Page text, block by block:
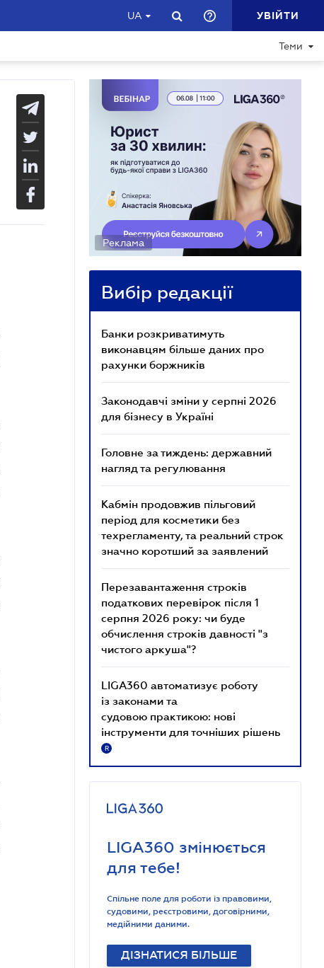
UA УВІЙТИ
Теми
Реклама
Вибір редакції
Банки розкриватимуть
виконавцям більше даних про
рахунки боржників
Законодавчі зміни у серпні 2026
для бізнесу в Україні
Головне за тиждень: державний
нагляд та регулювання
Кабмін продовжив пільговий
період для косметики без
техрегламенту, та реальний строк
значно коротший за заявлений
Перезавантаження строків
податкових перевірок після 1
серпня 2026 року: чи буде
обчислення строків давності "з
чистого аркуша"?
LIGA360 автоматизує роботу
із законами та
судовою практикою: нові
інструменти для точніших рішень
R
LIGA360 змінюється
для тебе!
Спільне поле для роботи із правовими,
судовими, реєстровими, договірними,
медійними даними.
ДІЗНАТИСЯ БІЛЬШЕ